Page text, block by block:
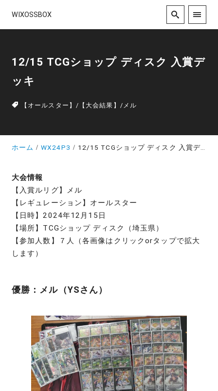
WIXOSSBOX
12/15 TCGショップ ディスク 入賞デ
ッキ
【オールスター】 / 【大会結果】 / メル
ホーム WX24P3 12/15 TCGショップ ディスク 入賞デッキ
大会情報
【入賞ルリグ】メル
【レギュレーション】オールスター
【日時】2024年12月15日
【場所】TCGショップ ディスク（埼玉県）
【参加人数】７人（各画像はクリックorタップで拡大
します）
優勝：メル（YSさん）